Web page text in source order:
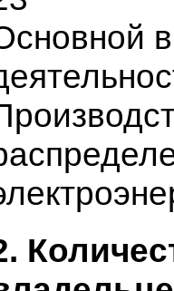
тел.:48-
23
Основной